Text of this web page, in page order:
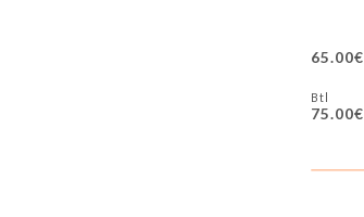
65.00€
Btl
75.00€